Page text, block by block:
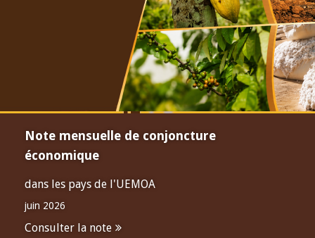
Note mensuelle de conjoncture
économique
dans les pays de l'UEMOA
juin 2026
Consulter la note